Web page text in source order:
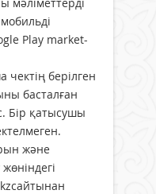
Play market-
берілген
басталған
Бір қатысушы
және